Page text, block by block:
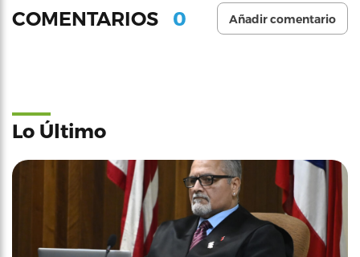
COMENTARIOS 0 Añadir comentario
Lo Último